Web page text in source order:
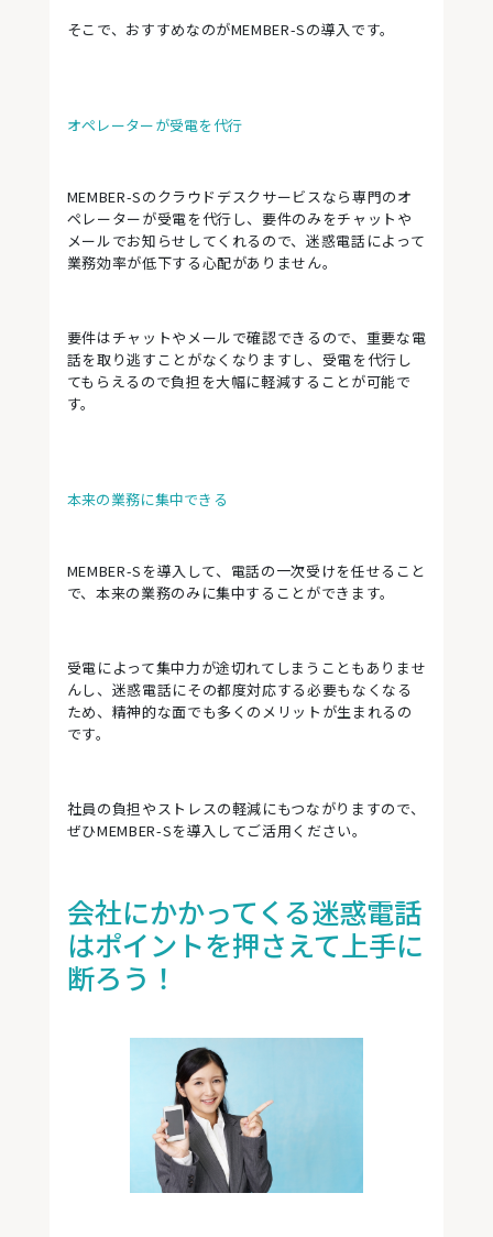
そこで、おすすめなのがMEMBER-Sの導入です。
オペレーターが受電を代行
MEMBER-Sのクラウドデスクサービスなら専門のオ
ペレーターが受電を代行し、要件のみをチャットや
メールでお知らせしてくれるので、迷惑電話によって
業務効率が低下する心配がありません。
要件はチャットやメールで確認できるので、重要な電
話を取り逃すことがなくなりますし、受電を代行し
てもらえるので負担を大幅に軽減することが可能で
す。
本来の業務に集中できる
MEMBER-Sを導入して、電話の一次受けを任せること
で、本来の業務のみに集中することができます。
受電によって集中力が途切れてしまうこともありませ
んし、迷惑電話にその都度対応する必要もなくなる
ため、精神的な面でも多くのメリットが生まれるの
です。
社員の負担やストレスの軽減にもつながりますので、
ぜひMEMBER-Sを導入してご活用ください。
会社にかかってくる迷惑電話
はポイントを押さえて上手に
断ろう！